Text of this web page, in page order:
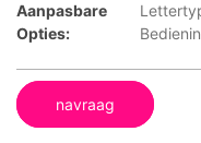
Aanpasbare
Opties:
navraag